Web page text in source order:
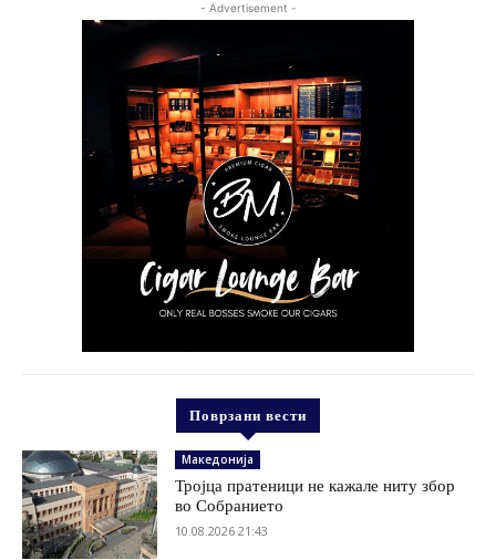
- Advertisement -
Поврзани вести
Македонија
Тројца пратеници не кажале ниту збор
во Собранието
10.08.2026 21:43